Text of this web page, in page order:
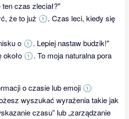
czas zleciał?"
że to już 🕦. Czas leci, kiedy się
o 🕦. Lepiej nastaw budzik!"
🕦. To moja naturalna pora
o czasie lub emoji 🕦
wyszukać wyrażenia takie jak
czasu” lub „zarządzanie